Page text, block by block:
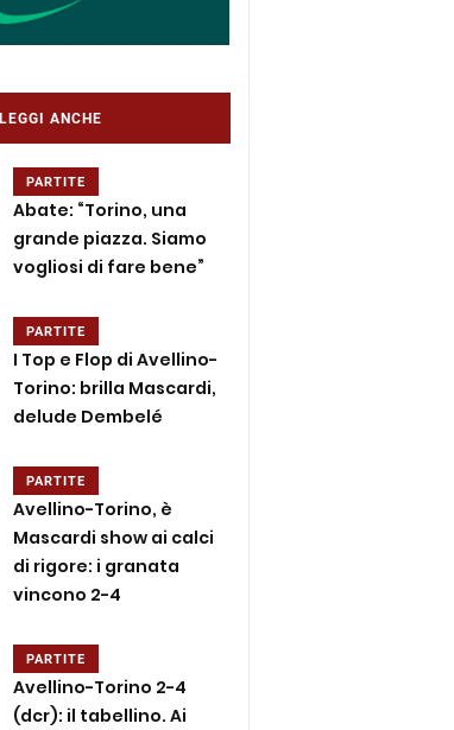
LEGGI ANCHE
PARTITE
Abate: “Torino, una
grande piazza. Siamo
vogliosi di fare bene”
PARTITE
I Top e Flop di Avellino-
Torino: brilla Mascardi,
delude Dembelé
PARTITE
Avellino-Torino, è
Mascardi show ai calci
di rigore: i granata
vincono 2-4
PARTITE
Avellino-Torino 2-4
(dcr): il tabellino. Ai